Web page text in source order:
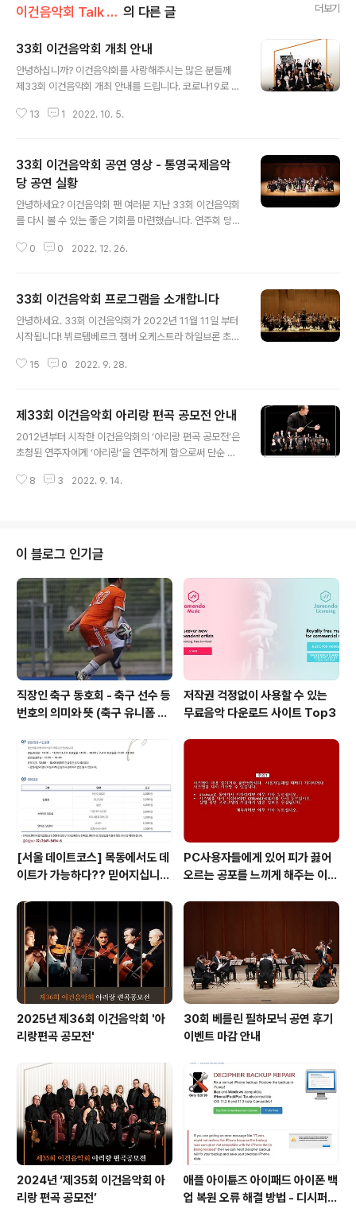
이건음악회 Talk Talk/이건음악회 소개 의 다른 글 더보기
33회 이건음악회 개최 안내
안녕하십니까? 이건음악회를 사랑해주시는 많은 분들께
제33회 이건음악회 개최 안내를 드립니다. 코로나19로 인
케이블 방송으로 온라인 진행하였습니다. 많은 분들의 노
다. 이번 공연의 주인공은 뷔르템베르크 챔버 오케스트라
하일브론입니다. 1960년 외르크 페르버 교수가 창단한
‘뷔르템베르크 챔버 오케스트라 하일브론’은 탁월한 연주
실력과 풍부하고 세련된 음색으로 세계의 주목을 받고 있
케이스 스칼리오네, 작곡가이자 바이올리니스트인 나나 코
13 1 2022. 10. 5.
33회 이건음악회 공연 영상 - 통영국제음악
당 공연 실황
안녕하세요? 이건음악회 팬 여러분 지난 33회 이건음악회
를 다시 볼 수 있는 좋은 기회를 마련했습니다. 연주회 당
전 녹화 + 오후 녹화 2번을 하여 멋진 영상과 아름다운 사
블티비 토마토클래식, 그리고 오르페오에서 8시 최초공개
하였습니다. 오늘부터는 언제든지 이건음악회 유튜브에 접
속하시어 공연을 보실 수 있습니다. 공연 영상 바로 가기 ht
세요!
0 0 2022. 12. 26.
33회 이건음악회 프로그램을 소개합니다
안녕하세요. 33회 이건음악회가 2022년 11월 11일 부터
시작됩니다! 뷔르템베르크 챔버 오케스트라 하일브론 초청
e No. 3 E minor Op.21 푹스 - 세레나데 3번 마단조 작
가장조 도이취 번호 438 P. Hindemith Trauermusik:
Suit for Viola and String Orchestra 힌데미트 - 비올
라와 현악 오케스트라를 위한 모음곡 “장송곡” - INTERM
15 0 2022. 9. 28.
제33회 이건음악회 아리랑 편곡 공모전 안내
2012년부터 시작한 이건음악회의 ‘아리랑 편곡 공모전’은
초청된 연주자에게 ‘아리랑’을 연주하게 함으로써 단순 내
를 제공하는데 목적이 있습니다. 또한 아리랑 편곡 공모전
있는 기회도 제공하고 있습니다. 이번 33회 이건음악회는
뷔르템베르크 챔버 오케스트라 하일브론과 바이올리니스
트 마이클 바렌보임을 초청하여 전국 5개 도시에서 공연을
진행할 예정입니다. 공연의 마지막을 장식할 아리랑의 편
곡을 공모전을 통해 모집할 예정이오니 아래의 정보를 참
고하셔서 많은 응모 부탁드립니다. https:/..
8 3 2022. 9. 14.
이 블로그 인기글
직장인 축구 동호회 - 축구 선수 등
번호의 의미와 뜻 (축구 유니폼 번
저작권 걱정없이 사용할 수 있는
무료음악 다운로드 사이트 Top3
[서울 데이트코스] 목동에서도 데
이트가 가능하다?? 믿어지십니
PC사용자들에게 있어 피가 끓어
오르는 공포를 느끼게 해주는 이
드 스크린이 있다는 사실!! 알고 계
2025년 제36회 이건음악회 '아
리랑편곡 공모전'
30회 베를린 필하모닉 공연 후기
이벤트 마감 안내
2024년 ‘제35회 이건음악회 아
리랑 편곡 공모전’
애플 아이튠즈 아이패드 아이폰 백
업 복원 오류 해결 방법 - 디시퍼